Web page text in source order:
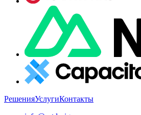
РешенияУслугиКонтакты